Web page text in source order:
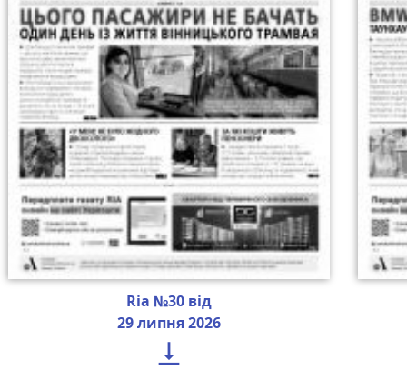
Ria №30 від
29 липня 2026
